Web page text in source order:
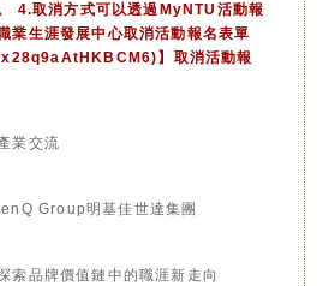
4.取消方式可以透過MyNTU活動報
業生涯發展中心取消活動報名表單
】取消活動報
業交流
Group明基佳世達集團
索品牌價值鏈中的職涯新走向